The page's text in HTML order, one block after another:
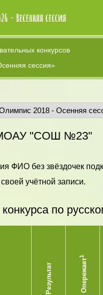
конкурсов
сессия»
"СОШ №23"
ФИО без звёздочек
своей учётной записи.
по
Результат Опережает
1